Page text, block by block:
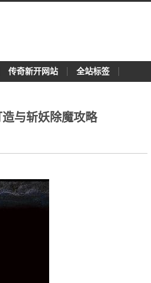
传奇新开网站 全站标签
与斩妖除魔攻略